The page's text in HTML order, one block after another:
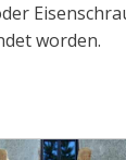
worden.